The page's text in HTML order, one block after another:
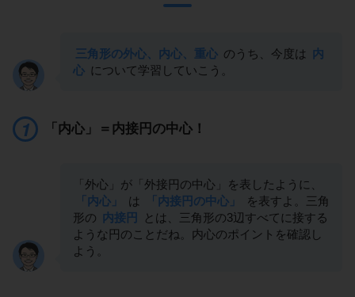
三角形の外心、内心、重心 のうち、今度は 内
心 について学習していこう。
「内心」＝内接円の中心！
「外心」が「外接円の中心」を表したように、
「内心」
は 「内接円の中心」
を表すよ。三角
形の 内接円
とは、三角形の3辺すべてに接する
ような円のことだね。内心のポイントを確認し
よう。